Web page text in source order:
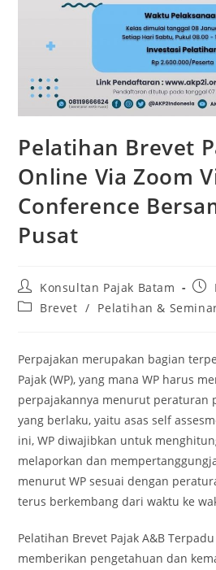
Pelatihan Brevet
Online Via Zoom
Conference
Pusat
Konsultan Pajak Batam
Brevet / Pelatihan &
Perpajakan merupakan bagian
Pajak (WP), yang mana WP harus
perpajakannya menurut peraturan
yang berlaku, yaitu asas self
ini, WP diwajibkan untuk
melaporkan dan
menurut WP sesuai dengan
terus berkembang dari waktu ke
Pelatihan Brevet Pajak A&B
memberikan pengetahuan dan